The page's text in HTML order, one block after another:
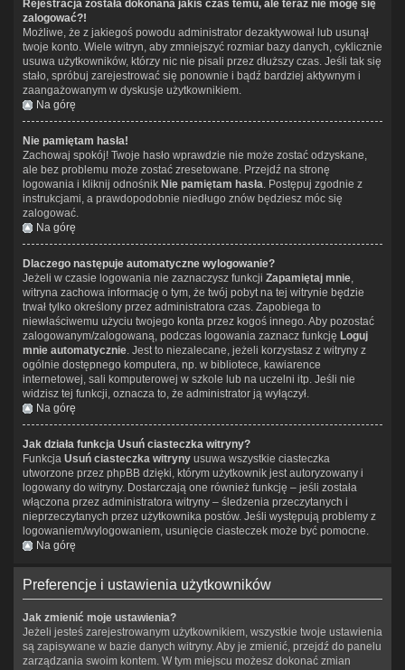
Rejestracja została dokonana jakiś czas temu, ale teraz nie mogę się
zalogować?!
Możliwe, że z jakiegoś powodu administrator dezaktywował lub usunął
twoje konto. Wiele witryn, aby zmniejszyć rozmiar bazy danych, cyklicznie
usuwa użytkowników, którzy nic nie pisali przez dłuższy czas. Jeśli tak się
stało, spróbuj zarejestrować się ponownie i bądź bardziej aktywnym i
zaangażowanym w dyskusje użytkownikiem.
Na górę
Nie pamiętam hasła!
Zachowaj spokój! Twoje hasło wprawdzie nie może zostać odzyskane,
ale bez problemu może zostać zresetowane. Przejdź na stronę
logowania i kliknij odnośnik Nie pamiętam hasła. Postępuj zgodnie z
instrukcjami, a prawdopodobnie niedługo znów będziesz móc się
zalogować.
Na górę
Dlaczego następuje automatyczne wylogowanie?
Jeżeli w czasie logowania nie zaznaczysz funkcji Zapamiętaj mnie,
witryna zachowa informację o tym, że twój pobyt na tej witrynie będzie
trwał tylko określony przez administratora czas. Zapobiega to
niewłaściwemu użyciu twojego konta przez kogoś innego. Aby pozostać
zalogowanym/zalogowaną, podczas logowania zaznacz funkcję Loguj
mnie automatycznie. Jest to niezalecane, jeżeli korzystasz z witryny z
ogólnie dostępnego komputera, np. w bibliotece, kawiarence
internetowej, sali komputerowej w szkole lub na uczelni itp. Jeśli nie
widzisz tej funkcji, oznacza to, że administrator ją wyłączył.
Na górę
Jak działa funkcja Usuń ciasteczka witryny?
Funkcja Usuń ciasteczka witryny usuwa wszystkie ciasteczka
utworzone przez phpBB dzięki, którym użytkownik jest autoryzowany i
logowany do witryny. Dostarczają one również funkcję – jeśli została
włączona przez administratora witryny – śledzenia przeczytanych i
nieprzeczytanych przez użytkownika postów. Jeśli występują problemy z
logowaniem/wylogowaniem, usunięcie ciasteczek może być pomocne.
Na górę
Preferencje i ustawienia użytkowników
Jak zmienić moje ustawienia?
Jeżeli jesteś zarejestrowanym użytkownikiem, wszystkie twoje ustawienia
są zapisywane w bazie danych witryny. Aby je zmienić, przejdź do panelu
zarządzania swoim kontem. W tym miejscu możesz dokonać zmian